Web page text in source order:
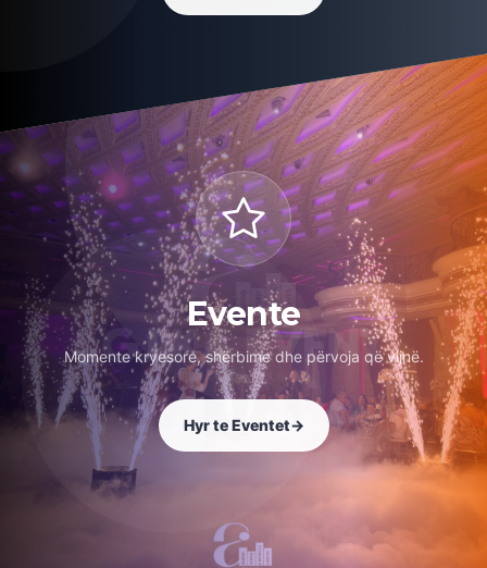
Evente
Momente kryesore, shërbime dhe përvoja që vijnë.
Hyr te Eventet→